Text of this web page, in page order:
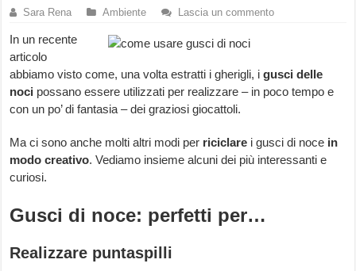
Sara Rena Ambiente Lascia un commento
In un recente
articolo
abbiamo visto come, una volta estratti i gherigli, igusci delle
noci possano essere utilizzati per realizzare – in poco tempo e
con un po’ di fantasia – dei graziosi giocattoli.
Ma ci sono anche molti altri modi per riciclare i gusci di noce in
modo creativo. Vediamo insieme alcuni dei più interessanti e
curiosi.
Gusci di noce: perfetti per…
Realizzare puntaspilli